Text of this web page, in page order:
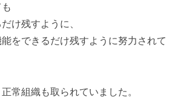
け残すように、
をできるだけ残すように努力されて
常組織も取られていました。